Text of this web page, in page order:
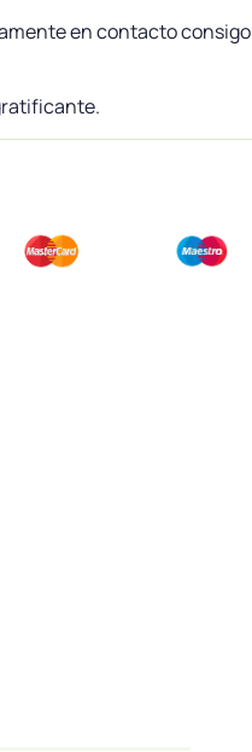
en contacto consigo